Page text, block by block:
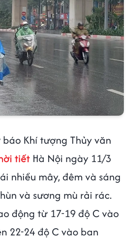
Khí tượng Thủy văn
tiết Hà Nội ngày 11/3
nhiều mây, đêm và sáng
và sương mù rải rác.
động từ 17-19 độ C vào
22-24 độ C vào ban